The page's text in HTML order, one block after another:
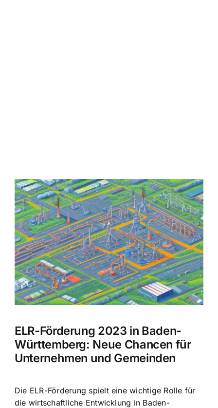
Zeige
grösseres
Bild
ELR-Förderung 2023 in Baden-
Württemberg: Neue Chancen für
Unternehmen und Gemeinden
Die ELR-Förderung spielt eine wichtige Rolle für
die wirtschaftliche Entwicklung in Baden-